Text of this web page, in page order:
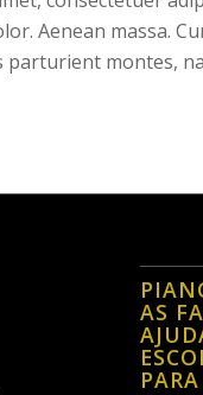
Aenean massa.
parturient montes,
AS